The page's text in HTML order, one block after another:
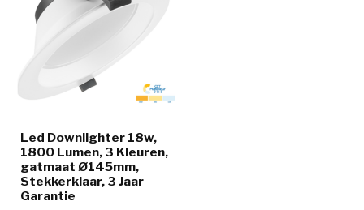
Led Downlighter 18w,
1800 Lumen, 3 Kleuren,
gatmaat Ø145mm,
Stekkerklaar, 3 Jaar
Garantie